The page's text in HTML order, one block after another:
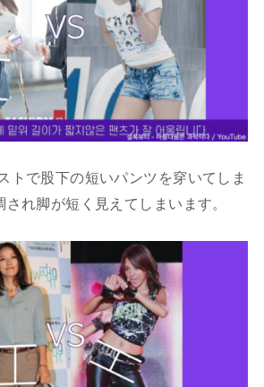
トで股下の短いパンツを穿いてしま
れ脚が短く見えてしまいます。